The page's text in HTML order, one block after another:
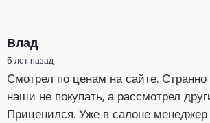
Влад
5 лет назад
Смотрел по ценам на сайте.
наши не покупать, а рассмотрел
Приценился. Уже в салоне менеджер